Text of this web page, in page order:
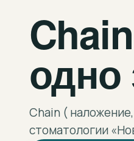
одно
Chain (
стоматологии